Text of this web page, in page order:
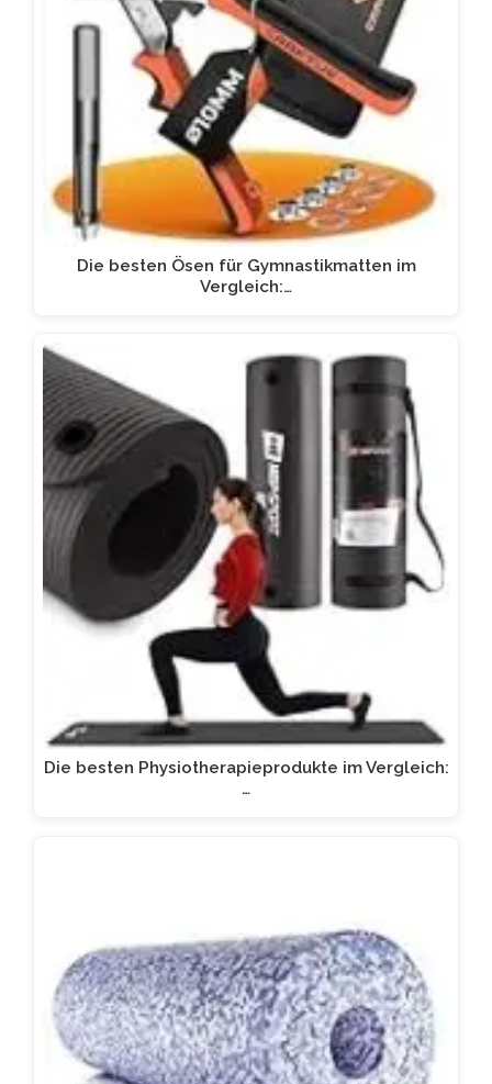
Die besten Ösen für Gymnastikmatten im
Vergleich:…
Die besten Physiotherapieprodukte im Vergleich:
…